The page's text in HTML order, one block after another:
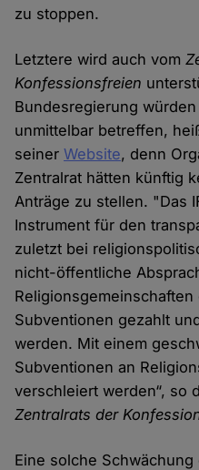
zu stoppen.
Letztere wird auch vom
Konfessionsfreien
Bundesregierung
unmittelbar betreffen,
seinerWebsite, denn
Zentralrat hätten künftig
Anträge zu stellen. "Das
Instrument für den
zuletzt bei
nicht-öffentliche
Subventionen gezahlt
werden. Mit einem
Subventionen an
verschleiert werden“, so
Zentralrats der
Eine solche